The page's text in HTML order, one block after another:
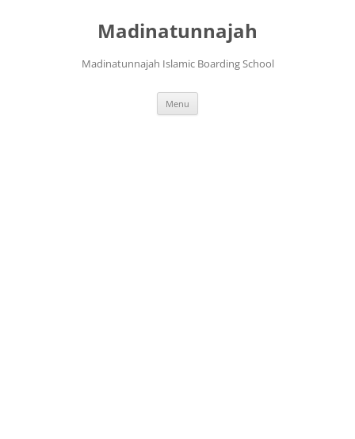
Madinatunnajah
Madinatunnajah Islamic Boarding School
Menu